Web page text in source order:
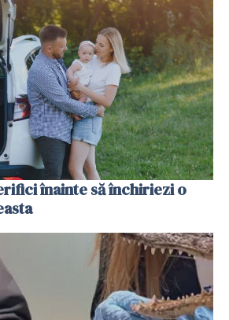
înainte să închiriezi o